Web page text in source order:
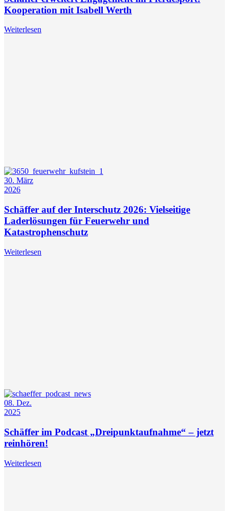
Kooperation mit Isabell Werth
Weiterlesen
30. März
2026
Schäffer auf der Interschutz 2026: Vielseitige
Laderlösungen für Feuerwehr und
Katastrophenschutz
Weiterlesen
08. Dez.
2025
Schäffer im Podcast „Dreipunktaufnahme“ – jetzt
reinhören!
Weiterlesen